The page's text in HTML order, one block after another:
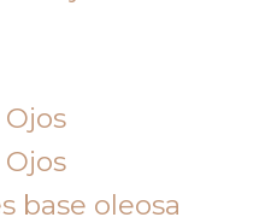
base oleosa